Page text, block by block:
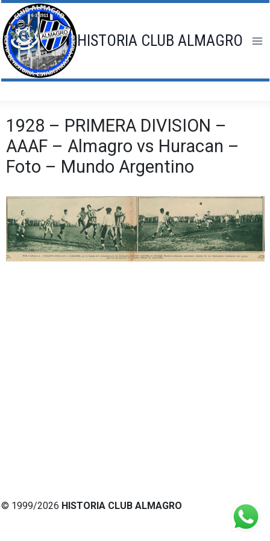
Saltar
al
contenido
HISTORIA CLUB ALMAGRO
1928 – PRIMERA DIVISION –
AAAF – Almagro vs Huracan –
Foto – Mundo Argentino
© 1999/2026 HISTORIA CLUB ALMAGRO